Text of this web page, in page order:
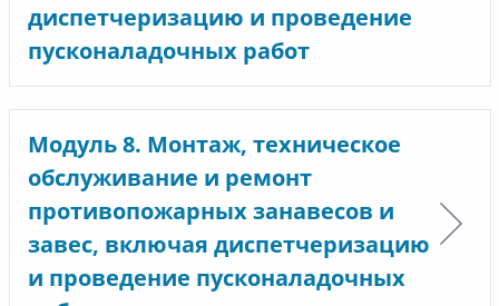
диспетчеризацию и проведение
пусконаладочных работ
Модуль 8. Монтаж, техническое
обслуживание и ремонт
противопожарных занавесов и
завес, включая диспетчеризацию
и проведение пусконаладочных